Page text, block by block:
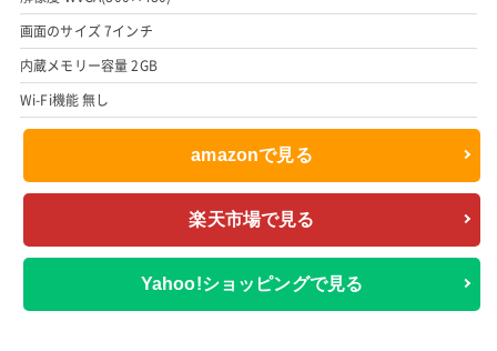
画面のサイズ 7インチ
内蔵メモリー容量 2GB
Wi-Fi機能 無し
amazonで見る
楽天市場で見る
Yahoo!ショッピングで見る